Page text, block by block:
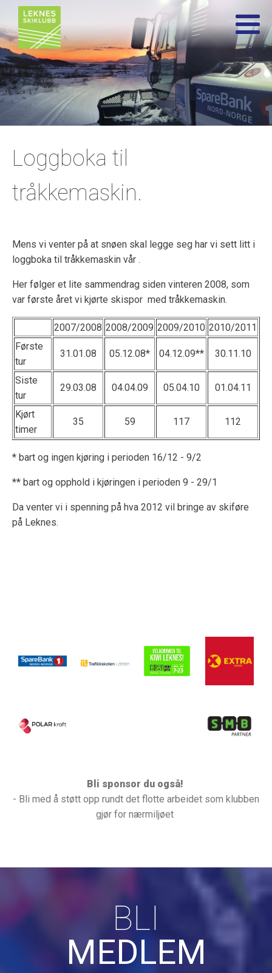
Loggboka til
tråkkemaskin.
Mens vi venter på at snøen skal legge seg har vi sett litt i
loggboka til tråkkemaskin vår .
Her følger et lite sammendrag siden vinteren 2008, som
var første året vi kjørte skispor med tråkkemaskin.
2007/2008 2008/2009 2009/2010 2010/2011
Første
tur
31.01.08 05.12.08* 04.12.09** 30.11.10
Siste
tur
29.03.08 04.04.09 05.04.10 01.04.11
Kjørt
timer
35 59 117 112
* bart og ingen kjøring i perioden 16/12 - 9/2
** bart og opphold i kjøringen i perioden 9 - 29/1
Da venter vi i spenning på hva 2012 vil bringe av skiføre
på Leknes.
Bli sponsor du også!
- Bli med å støtt opp rundt det flotte arbeidet som klubben
gjør for nærmiljøet
BLI
MEDLEM